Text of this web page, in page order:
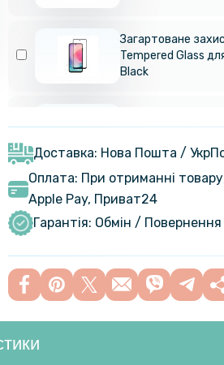
Загартоване
Tempered Glass
Black
Захисне скло на
Galaxy A24 4G
Шкіряний чохол-
Edge для Samsung
Доставка: Нова Пошта /
Оплата: При отриманні
Apple Pay, Приват24
Гарантія: Обмін / Повернення